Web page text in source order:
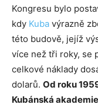
Kongresu bylo
kdy Kuba výrazně
této budově, jejíž
více než tři roky, se
celkové náklady
dolarů. Od roku
Kubánská